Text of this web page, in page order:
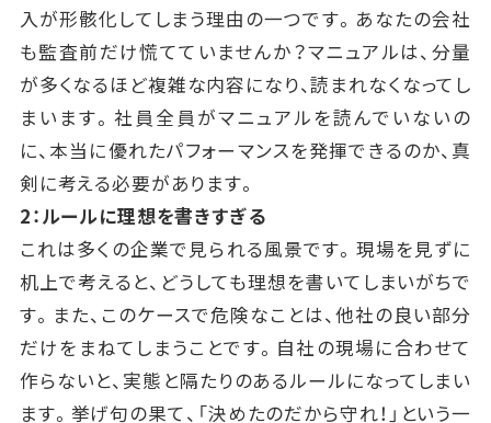
入が形骸化してしまう理由の一つです。あなたの会社
も監査前だけ慌てていませんか？マニュアルは、分量
が多くなるほど複雑な内容になり、読まれなくなってし
まいます。社員全員がマニュアルを読んでいないの
に、本当に優れたパフォーマンスを発揮できるのか、真
剣に考える必要があります。
2：ルールに理想を書きすぎる
これは多くの企業で見られる風景です。現場を見ずに
机上で考えると、どうしても理想を書いてしまいがちで
す。また、このケースで危険なことは、他社の良い部分
だけをまねてしまうことです。自社の現場に合わせて
作らないと、実態と隔たりのあるルールになってしまい
ます。挙げ句の果て、「決めたのだから守れ！」という一